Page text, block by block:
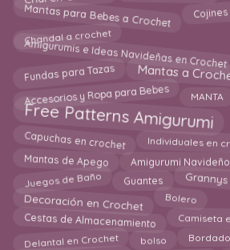
Mantas para Bebes a Crochet
Chandal a crochet
Amigurumis e Ideas Navideñas en Crochet
Fundas para Tazas Mantas a
Accesorios y Ropa para Bebes MANTA
Free Patterns Amigurumi
Capuchas en crochet Individuales en
Mantas de Apego Amigurumi Navideño
Juegos de Baño Guantes
Decoración en Crochet Bolero
Cestas de Almacenamiento Camiseta
Delantal en Crochet bolso